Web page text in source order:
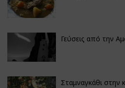
Γεύσεις από την
Σταμναγκάθι στην